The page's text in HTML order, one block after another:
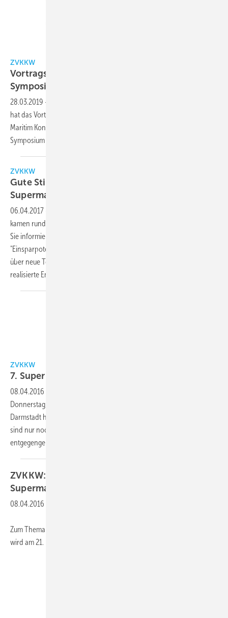
ZVKKW
Vortragsprogramm zum Supermarkt-
Symposium
28.03.2019 -
hat das Vortragsprogramm für das am Donnerstag, 16. Mai 2019, im
Maritim Konferenzhotel Darmstadt stattfindende 10. Supermarkt-
Symposium
ZVKKW
Gute Stimmung beim 8.
Supermarkt-Symposium
06.04.2017
kamen rund 100 Teilnehmer im Maritim-Konferenzhotel zusammen.
Sie informierten sich unter dem Veranstaltungsmotto
"Einsparpotentiale bei der Kälteerzeugung im Lebensmittelhandel" u.a.
über neue Technik, neue Softwaremöglichkeiten für die Planung und
realisierte Energiekonzepte.
ZVKKW
7. Supermarkt-Symposium fast
08.04.2016
Donnerstag, den 21. April 2016, im Maritim Rhein-Main Hotel
Darmstadt haben sich bereits rund 120 Teilnehmer angemeldet. Es
sind nur noch wenige Plätze frei! Anmeldungen werden jedoch noch
entgegengenommen.
ZVKKW:
Supermarkt-Symposium
08.04.2016
Zum Thema Gewerbekälte im Zeichen der aktuellen Klimaschutzziele“
wird am 21. April in Darmstadt zwölf Fachvorträge geben.